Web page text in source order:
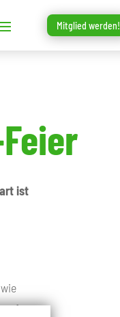
Mitglied werden!
ist
auf